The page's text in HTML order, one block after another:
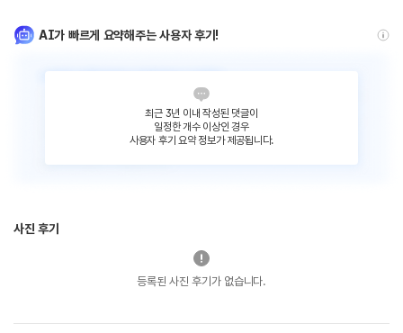
AI가 빠르게 요약해주는 사용자 후기!
최근 3년 이내 작성된 댓글이
일정한 개수 이상인 경우
사용자 후기 요약 정보가 제공됩니다.
사진 후기
등록된 사진 후기가 없습니다.